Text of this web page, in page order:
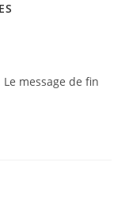
message de fin